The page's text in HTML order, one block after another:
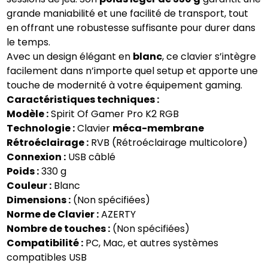
grande maniabilité et une facilité de transport, tout
en offrant une robustesse suffisante pour durer dans
le temps.
Avec un design élégant en blanc, ce clavier s’intègre
facilement dans n’importe quel setup et apporte une
touche de modernité à votre équipement gaming.
Caractéristiques techniques :
Modèle :Spirit Of Gamer Pro K2 RGB
Technologie :Clavier méca-membrane
Rétroéclairage : RVB (Rétroéclairage multicolore)
Connexion : USB câblé
Poids :330 g
Couleur : Blanc
Dimensions : (Non spécifiées)
Norme de Clavier :AZERTY
Nombre de touches : (Non spécifiées)
Compatibilité : PC, Mac, et autres systèmes
compatibles USB